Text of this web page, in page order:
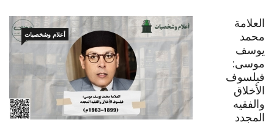
أعلام وشخصيات
العلامة
محمد
يوسف
موسى:
فيلسوف
الأخلاق
والفقيه
المجدد